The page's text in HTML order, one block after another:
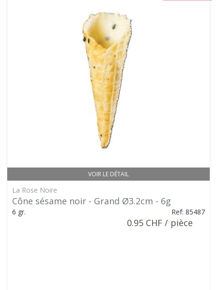
VOIR LE DÉTAIL
La Rose Noire
Cône sésame noir - Grand Ø3.2cm - 6g
6 gr. Ref: 85487
0.95 CHF / pièce